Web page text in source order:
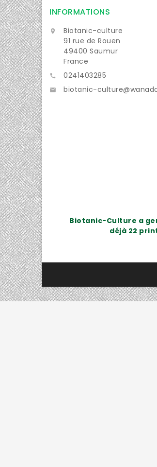
INFORMATIONS

Biotanic-culture
91 rue de Rouen
49400 Saumur
France
 0241403285
 biotanic-
Biotanic-Culture a
déjà 22